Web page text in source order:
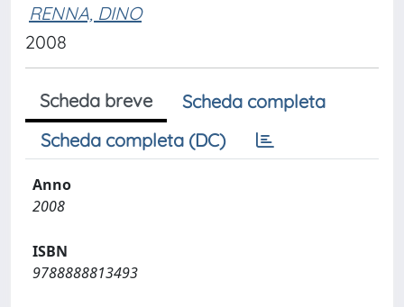
RENNA, DINO
2008
Scheda breve
Scheda completa
Scheda completa (DC)
Anno
2008
ISBN
9788888813493